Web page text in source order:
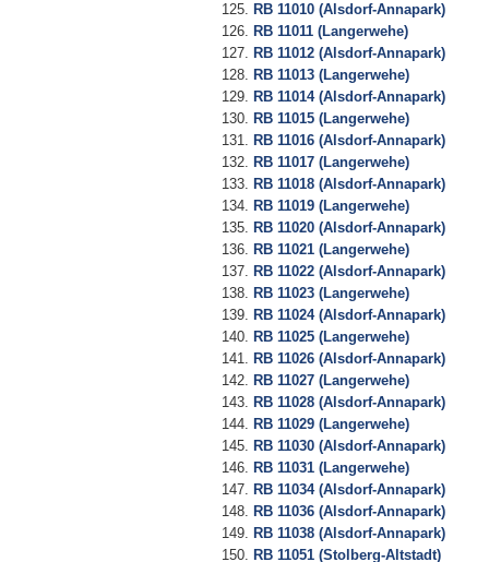
RB 11010 (Alsdorf-Annapark)
RB 11011 (Langerwehe)
RB 11012 (Alsdorf-Annapark)
RB 11013 (Langerwehe)
RB 11014 (Alsdorf-Annapark)
RB 11015 (Langerwehe)
RB 11016 (Alsdorf-Annapark)
RB 11017 (Langerwehe)
RB 11018 (Alsdorf-Annapark)
RB 11019 (Langerwehe)
RB 11020 (Alsdorf-Annapark)
RB 11021 (Langerwehe)
RB 11022 (Alsdorf-Annapark)
RB 11023 (Langerwehe)
RB 11024 (Alsdorf-Annapark)
RB 11025 (Langerwehe)
RB 11026 (Alsdorf-Annapark)
RB 11027 (Langerwehe)
RB 11028 (Alsdorf-Annapark)
RB 11029 (Langerwehe)
RB 11030 (Alsdorf-Annapark)
RB 11031 (Langerwehe)
RB 11034 (Alsdorf-Annapark)
RB 11036 (Alsdorf-Annapark)
RB 11038 (Alsdorf-Annapark)
RB 11051 (Stolberg-Altstadt)